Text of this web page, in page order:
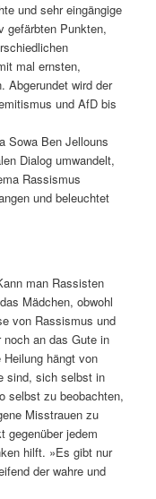
und sehr eingängige
gefärbten Punkten,
mal ernsten,
Abgerundet wird der
und AfD bis
Sowa Ben Jellouns
Dialog umwandelt,
Rassismus
und beleuchtet
man Rassisten
Mädchen, obwohl
von Rassismus und
an das Gute in
hängt von
sind, sich selbst in
selbst zu beobachten,
Misstrauen zu
gegenüber jedem
hilft. »Es gibt nur
der wahre und